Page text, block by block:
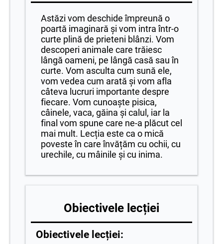
Astăzi vom deschide împreună o
poartă imaginară și vom intra într-o
curte plină de prieteni blânzi. Vom
descoperi animale care trăiesc
lângă oameni, pe lângă casă sau în
curte. Vom asculta cum sună ele,
vom vedea cum arată și vom afla
câteva lucruri importante despre
fiecare. Vom cunoaște pisica,
câinele, vaca, găina și calul, iar la
final vom spune care ne-a plăcut cel
mai mult. Lecția este ca o mică
poveste în care învățăm cu ochii, cu
urechile, cu mâinile și cu inima.
Obiectivele lecției
Obiectivele lecției: